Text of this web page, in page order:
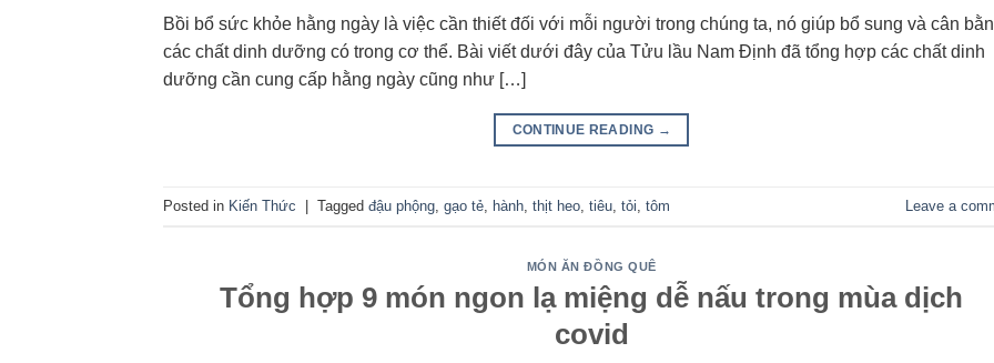
Bồi bổ sức khỏe hằng ngày là việc cần thiết đối với mỗi người trong chúng ta, nó giúp bổ sung và cân
các chất dinh dưỡng có trong cơ thể. Bài viết dưới đây của Tửu lầu Nam Định đã tổng hợp các chất dinh
dưỡng cần cung cấp hằng ngày cũng như […]
CONTINUE READING →
Posted in Kiến Thức | Tagged đậu phộng gạo tẻ hành thịt heo tiêu tỏi tôm Leave a
MÓN ĂN ĐỒNG QUÊ
Tổng hợp 9 món ngon lạ miệng dễ nấu trong mùa dịch
covid